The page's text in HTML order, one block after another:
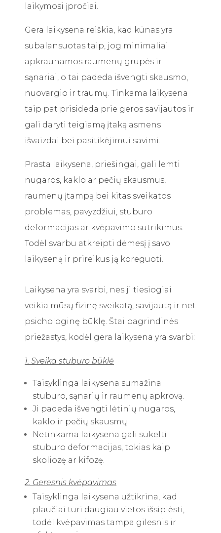
laikymosi įpročiai.
Gera laikysena reiškia, kad kūnas yra
subalansuotas taip, jog minimaliai
apkraunamos raumenų grupės ir
sąnariai, o tai padeda išvengti skausmo,
nuovargio ir traumų. Tinkama laikysena
taip pat prisideda prie geros savijautos ir
gali daryti teigiamą įtaką asmens
išvaizdai bei pasitikėjimui savimi.
Prasta laikysena, priešingai, gali lemti
nugaros, kaklo ar pečių skausmus,
raumenų įtampą bei kitas sveikatos
problemas, pavyzdžiui, stuburo
deformacijas ar kvėpavimo sutrikimus.
Todėl svarbu atkreipti dėmesį į savo
laikyseną ir prireikus ją koreguoti.
Laikysena yra svarbi, nes ji tiesiogiai
veikia mūsų fizinę sveikatą, savijautą ir net
psichologinę būklę. Štai pagrindinės
priežastys, kodėl gera laikysena yra svarbi:​
1. Sveika stuburo būklė
Taisyklinga laikysena sumažina
stuburo, sąnarių ir raumenų apkrovą.
Ji padeda išvengti lėtinių nugaros,
kaklo ir pečių skausmų.
Netinkama laikysena gali sukelti
stuburo deformacijas, tokias kaip
skoliozę ar kifozę.
2. Geresnis kvėpavimas
Taisyklinga laikysena užtikrina, kad
plaučiai turi daugiau vietos išsiplėsti,
todėl kvėpavimas tampa gilesnis ir